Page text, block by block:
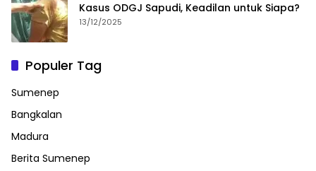
Kasus ODGJ Sapudi, Keadilan untuk Siapa?
13/12/2025
Populer Tag
Sumenep
Bangkalan
Madura
Berita Sumenep